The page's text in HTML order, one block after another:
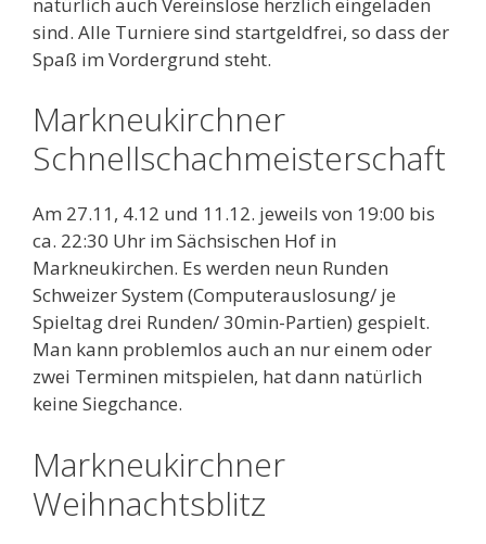
sind. Alle Turniere sind startgeldfrei, so dass der
Spaß im Vordergrund steht.
Markneukirchner
Schnellschachmeisterschaft
Am 27.11, 4.12 und 11.12. jeweils von 19:00 bis
ca. 22:30 Uhr im Sächsischen Hof in
Markneukirchen. Es werden neun Runden
Schweizer System (Computerauslosung/ je
Spieltag drei Runden/ 30min-Partien) gespielt.
Man kann problemlos auch an nur einem oder
zwei Terminen mitspielen, hat dann natürlich
keine Siegchance.
Markneukirchner
Weihnachtsblitz